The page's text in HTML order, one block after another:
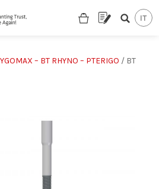
– BT RHYNO – PTERIGO / BT